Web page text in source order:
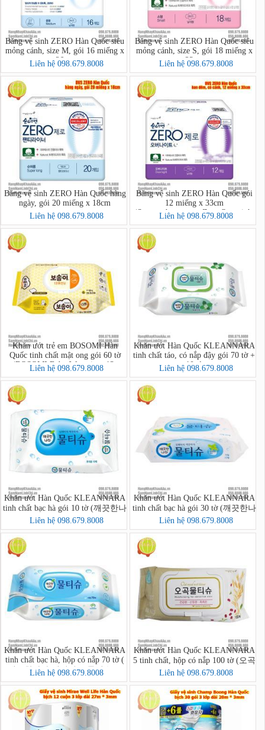
Băng vệ sinh ZERO Hàn Quốc siêu
mỏng cánh, size M, gói 16 miếng x
26cm
Liên hệ 098.679.8008
Băng vệ sinh ZERO Hàn Quốc siêu
mỏng cánh, size S, gói 18 miếng x
23cm
Liên hệ 098.679.8008
Băng vệ sinh ZERO Hàn Quốc hàng
ngày, gói 20 miếng x 18cm
Liên hệ 098.679.8008
Băng vệ sinh ZERO Hàn Quốc gói
12 miếng x 33cm
(Soonsoohanmyeon Zero Overnight
12 pcs/bag)
Liên hệ 098.679.8008
Khăn ướt trẻ em BOSOMI Hàn
Quốc tinh chất mật ong gói 60 tờ
(BOSOMI Baby Wet wipes 13-
nothing Ansim)
Liên hệ 098.679.8008
Khăn ướt Hàn Quốc KLEANNARA
tinh chất táo, có nắp đậy gói 70 tờ +
10 tờ
Liên hệ 098.679.8008
Khăn ướt Hàn Quốc KLEANNARA
tinh chất bạc hà gói 10 tờ (깨끗한나
라 페퍼민트 물티슈 휴대 리필형
10매)
Liên hệ 098.679.8008
Khăn ướt Hàn Quốc KLEANNARA
tinh chất bạc hà gói 30 tờ (깨끗한나
라물티슈휴대용30매)
Liên hệ 098.679.8008
Khăn ướt Hàn Quốc KLEANNARA
tinh chất bạc hà, hộp có nắp 70 tờ (
깨끗한나라 페퍼민트 물티슈 70
매)
Liên hệ 098.679.8008
Khăn ướt Hàn Quốc KLEANNARA
5 tinh chất, hộp có nắp 100 tờ (오곡
물티슈 캡 100매)
Liên hệ 098.679.8008